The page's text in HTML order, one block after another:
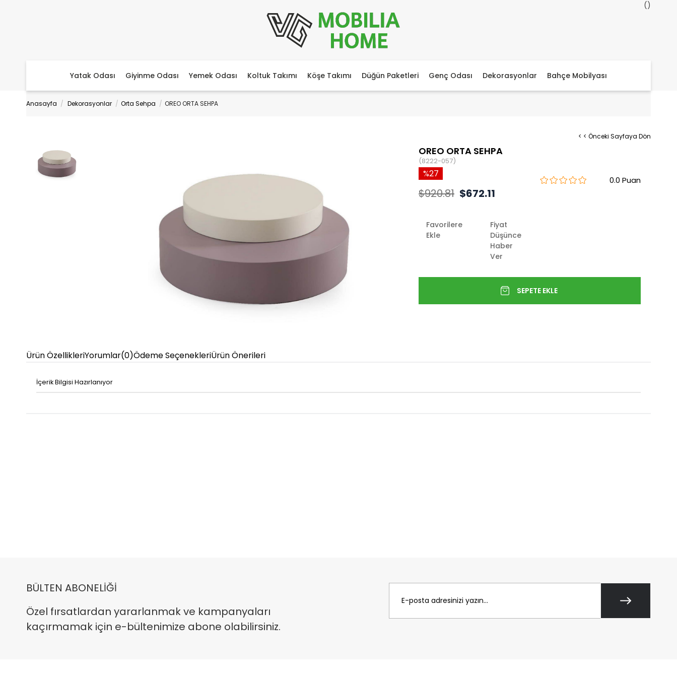
Yatak Odası Giyinme Odası Yemek Odası Koltuk Takımı Köşe Takımı Düğün Paketleri Genç Odası Dekorasyonlar Bahçe Mobilyası
Anasayfa Dekorasyonlar Orta Sehpa OREO ORTA SEHPA
< < Önceki Sayfaya Dön
OREO ORTA SEHPA
(8222-057)
0.0
27
$920.81 $672.11
Favorilere
Ekle
Fiyat
Düşünce
Haber
Ver
Ürün ÖzellikleriYorumlar(0)Ödeme SeçenekleriÜrün Önerileri
İçerik Bilgisi Hazırlanıyor
BÜLTEN ABONELİĞİ
Özel fırsatlardan yararlanmak ve kampanyaları
kaçırmamak için e-bültenimize abone olabilirsiniz.